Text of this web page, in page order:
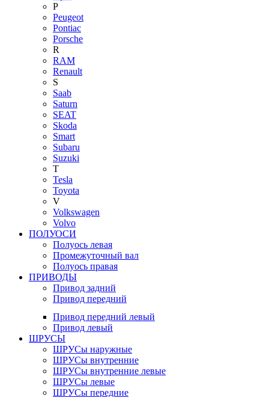
P
Peugeot
Pontiac
Porsche
R
RAM
Renault
S
Saab
Saturn
SEAT
Skoda
Smart
Subaru
Suzuki
T
Tesla
Toyota
V
Volkswagen
Volvo
ПОЛУОСИ
Полуось левая
Промежуточный вал
Полуось правая
ПРИВОДЫ
Привод задний
Привод передний
Привод передний левый
Привод левый
ШРУСЫ
ШРУСы наружные
ШРУСы внутренние
ШРУСы внутренние левые
ШРУСы левые
ШРУСы передние